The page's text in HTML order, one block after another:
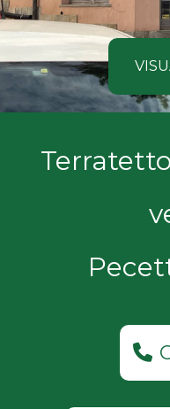
CERCANO
NOSTRI
Comune
Tipologia